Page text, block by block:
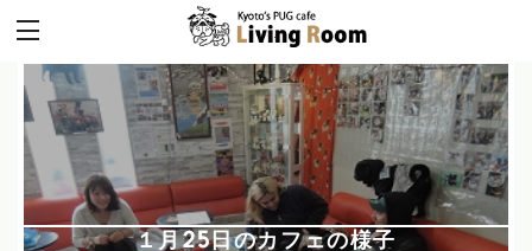
１月25日のカフェの様子